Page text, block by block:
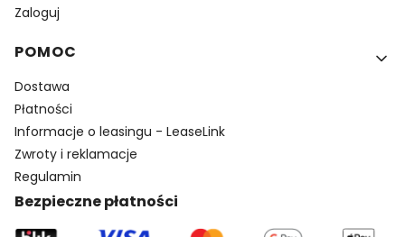
Zaloguj
POMOC
Dostawa
Płatności
Informacje o leasingu - LeaseLink
Zwroty i reklamacje
Regulamin
Bezpieczne płatności